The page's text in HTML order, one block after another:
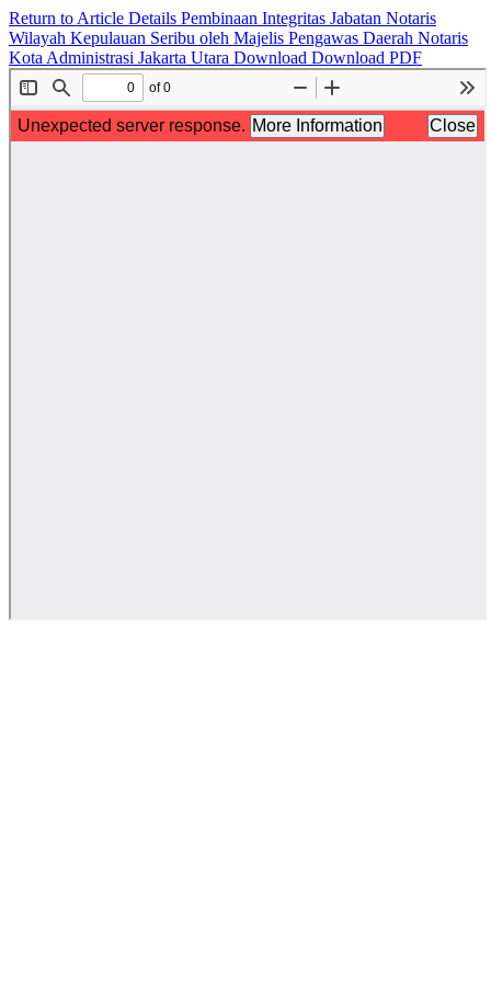
Return to Article Details Pembinaan Integritas Jabatan Notaris
Wilayah Kepulauan Seribu oleh Majelis Pengawas Daerah Notaris
Kota Administrasi Jakarta Utara Download Download PDF